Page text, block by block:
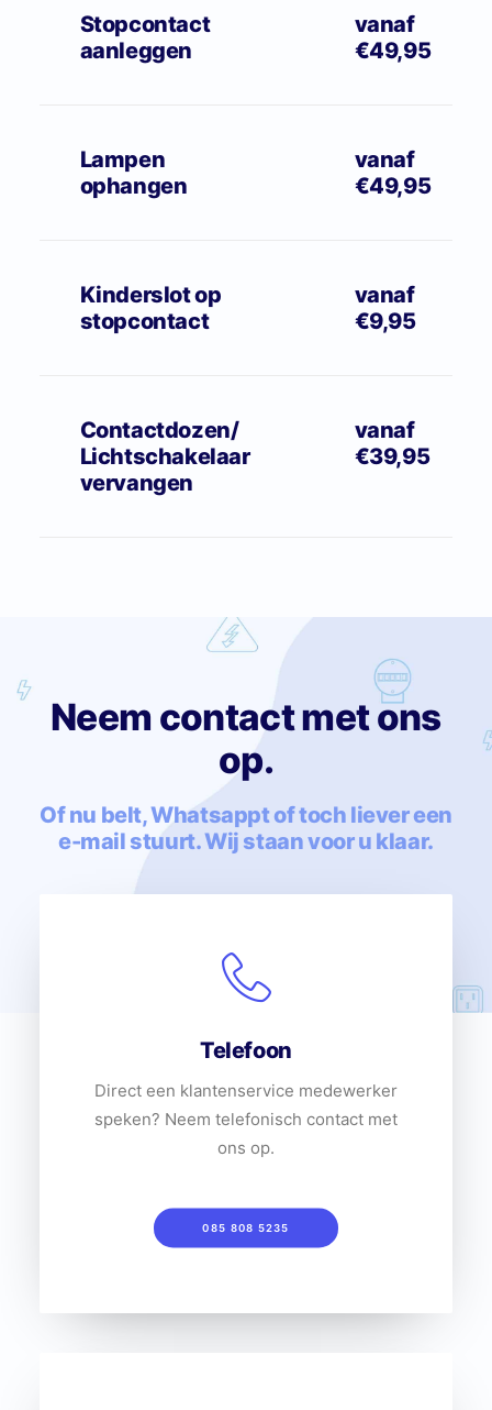
Stopcontact
aanleggen
vanaf
€49,95
Lampen
ophangen
vanaf
€49,95
Kinderslot op
stopcontact
vanaf
€9,95
Contactdozen/
Lichtschakelaar
vervangen
vanaf
€39,95
Neem contact met ons
op.
Of nu belt, Whatsappt of toch liever een
e-mail stuurt. Wij staan voor u klaar.
Telefoon
Direct een klantenservice medewerker
speken? Neem telefonisch contact met
ons op.
085 808 5235